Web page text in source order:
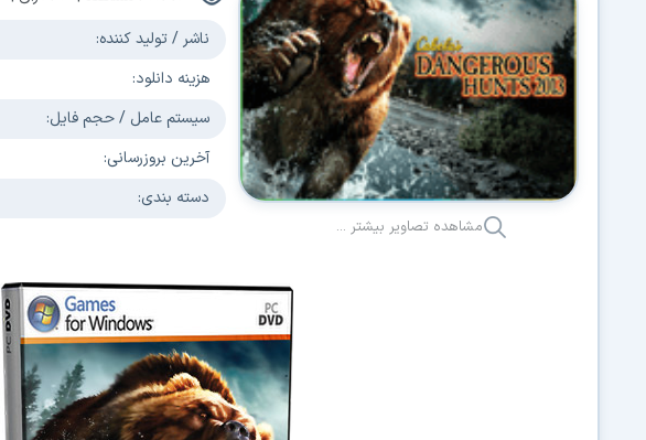
مشاهده تصاویر بیشتر ...
ناشر / تولید کننده:
هزینه دانلود:
سیستم عامل / حجم فایل:
آخرین بروزرسانی:
دسته بندی: